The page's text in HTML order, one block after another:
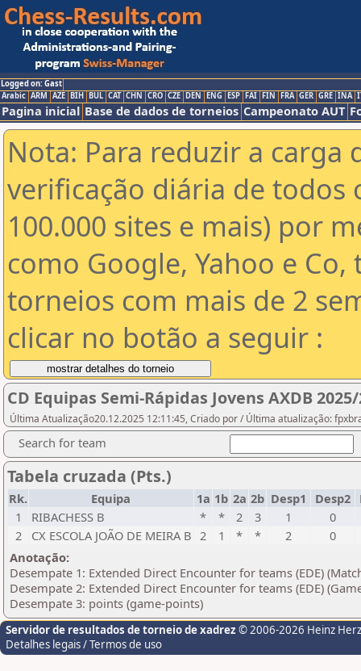
Logged on: Gast
Arabic ARM AZE BIH BUL CAT CHN CRO CZE DEN ENG ESP FAI FIN FRA GER GRE INA
Pagina inicial Base de dados de torneios Campeonato AUT
Nota: Para reduzir a carga
verificação diária de todos
100.000 sites e mais) por
como Google, Yahoo e
torneios com mais de 2
clicar no botão a seguir :
CD Equipas Semi-Rápidas Jovens AXDB
Última Atualização20.12.2025 12:11:45, Criado por / Última atualização:
Search for team
Tabela cruzada (Pts.)
Rk. Equipa 1a 1b 2a 2b Desp1 Desp2
1
RIBACHESS B * * 2 3 1
0
2
CX ESCOLA JOÃO DE MEIRA B 2 1 * * 2
0
Anotação:
Desempate 1: Extended Direct Encounter for teams (EDE)
Desempate 2: Extended Direct Encounter for teams (EDE)
Desempate 3: points (game-points)
Servidor de resultados de torneio de xadrez © 2006-2026 Heinz
Detalhes legais / Termos de uso